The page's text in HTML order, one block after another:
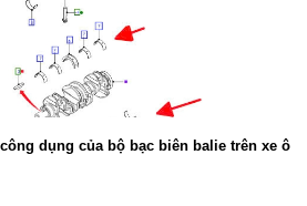
dụng của bộ bạc biên balie trên xe ô